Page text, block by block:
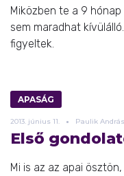
Miközben te a 9
sem maradhat
figyeltek.
APASÁG
2013. június 11. Paulik András
Első
Mi is az az apai